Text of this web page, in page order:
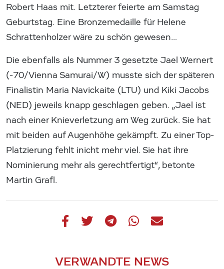
Robert Haas mit. Letzterer feierte am Samstag
Geburtstag. Eine Bronzemedaille für Helene
Schrattenholzer wäre zu schön gewesen…
Die ebenfalls als Nummer 3 gesetzte Jael Wernert
(-70/Vienna Samurai/W) musste sich der späteren
Finalistin Maria Navickaite (LTU) und Kiki Jacobs
(NED) jeweils knapp geschlagen geben. „Jael ist
nach einer Knieverletzung am Weg zurück. Sie hat
mit beiden auf Augenhöhe gekämpft. Zu einer Top-
Platzierung fehlt inicht mehr viel. Sie hat ihre
Nominierung mehr als gerechtfertigt“, betonte
Martin Grafl.
VERWANDTE NEWS